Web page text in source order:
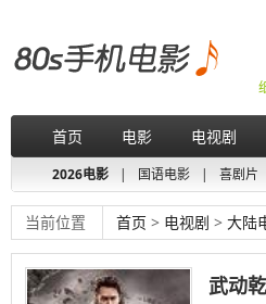
首页 电影 电视剧
2026电影 | 国语电影 | 喜剧片
当前位置 首页 > 电视剧 > 大陆
武动